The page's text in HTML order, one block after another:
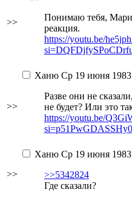
>>
Понимаю тебя,
реакция.
https://youtu.be/
>>
Ханю Ср 19 июня
Разве они не
не будет? Или это
https://youtu.be/
>>
Ханю Ср 19 июня
>>5342824
Где сказали?